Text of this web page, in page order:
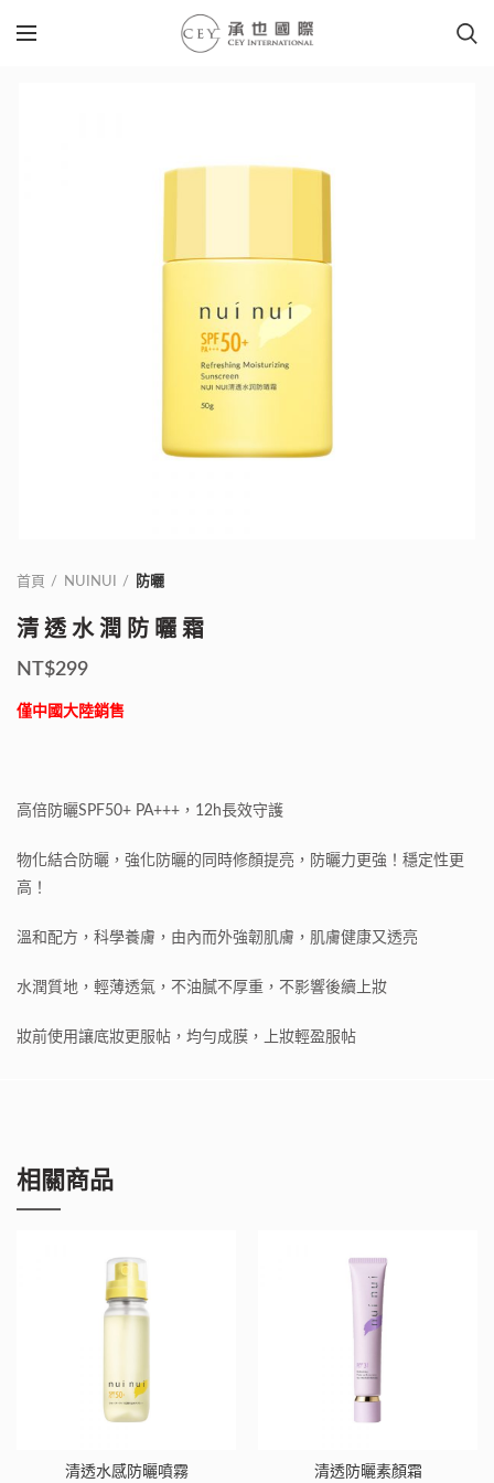
首頁 NUINUI 防曬
清透水潤防曬霜
NT$299
僅中國大陸銷售
高倍防曬SPF50+ PA+++ ， 12h長效守護
物化結合防曬，強化防曬的同時修顏提亮，防曬力更強！穩定性更
高！
溫和配方，科學養膚，由內而外強韌肌膚，肌膚健康又透亮
水潤質地，輕薄透氣，不油膩不厚重，不影響後續上妝
妝前使用讓底妝更服帖，均勻成膜，上妝輕盈服帖
相關商品
清透水感防曬噴霧 清透防曬素顏霜